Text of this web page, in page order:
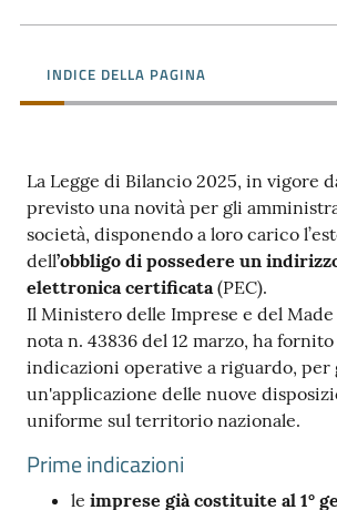
Consumatore
Ac
ce
di
Re
gis
tra
INDICE DELLA PAGINA
La Legge di Bilancio 2025, in vigore
previsto una novità per gli
società, disponendo a loro carico
dell’obbligo di possedere un
elettronica certificata(PEC).
Il Ministero delle Imprese e del
nota n. 43836 del 12 marzo, ha
indicazioni operative a riguardo, per
un'applicazione delle nuove
uniforme sul territorio nazionale.
Prime indicazioni
le imprese già costituite al 1°